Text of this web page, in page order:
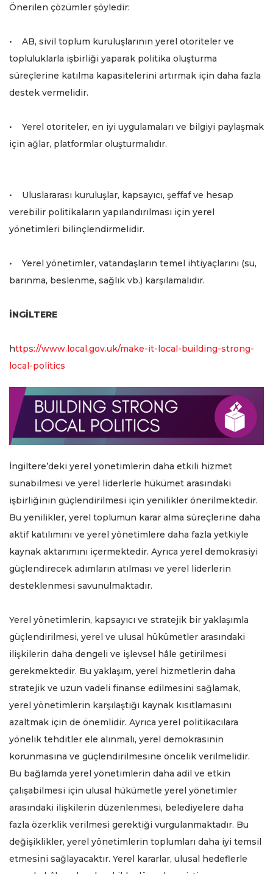
Önerilen çözümler şöyledir:
• AB, sivil toplum kuruluşlarının yerel otoriteler ve
topluluklarla işbirliği yaparak politika oluşturma
süreçlerine katılma kapasitelerini artırmak için daha fazla
destek vermelidir.
• Yerel otoriteler, en iyi uygulamaları ve bilgiyi paylaşmak
için ağlar, platformlar oluşturmalıdır.
• Uluslararası kuruluşlar, kapsayıcı, şeffaf ve hesap
verebilir politikaların yapılandırılması için yerel
yönetimleri bilinçlendirmelidir.
• Yerel yönetimler, vatandaşların temel ihtiyaçlarını (su,
barınma, beslenme, sağlık vb.) karşılamalıdır.
İNGİLTERE
https://www.local.gov.uk/make-it-local-building-strong-
local-politics
İngiltere’deki yerel yönetimlerin daha etkili hizmet
sunabilmesi ve yerel liderlerle hükümet arasındaki
işbirliğinin güçlendirilmesi için yenilikler önerilmektedir.
Bu yenilikler, yerel toplumun karar alma süreçlerine daha
aktif katılımını ve yerel yönetimlere daha fazla yetkiyle
kaynak aktarımını içermektedir. Ayrıca yerel demokrasiyi
güçlendirecek adımların atılması ve yerel liderlerin
desteklenmesi savunulmaktadır.
Yerel yönetimlerin, kapsayıcı ve stratejik bir yaklaşımla
güçlendirilmesi, yerel ve ulusal hükümetler arasındaki
ilişkilerin daha dengeli ve işlevsel hâle getirilmesi
gerekmektedir. Bu yaklaşım, yerel hizmetlerin daha
stratejik ve uzun vadeli finanse edilmesini sağlamak,
yerel yönetimlerin karşılaştığı kaynak kısıtlamasını
azaltmak için de önemlidir. Ayrıca yerel politikacılara
yönelik tehditler ele alınmalı, yerel demokrasinin
korunmasına ve güçlendirilmesine öncelik verilmelidir.
Bu bağlamda yerel yönetimlerin daha adil ve etkin
çalışabilmesi için ulusal hükümetle yerel yönetimler
arasındaki ilişkilerin düzenlenmesi, belediyelere daha
fazla özerklik verilmesi gerektiği vurgulanmaktadır. Bu
değişiklikler, yerel yönetimlerin toplumları daha iyi temsil
etmesini sağlayacaktır. Yerel kararlar, ulusal hedeflerle